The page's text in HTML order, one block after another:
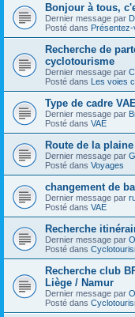
Bonjour à tous,
Dernier message par
Posté dans Présentez-
Recherche de
cyclotourisme
Dernier message par
Posté dans Les voies
Type de cadre
Dernier message par
Posté dans VAE
Route de la
Dernier message par
Posté dans Voyages
changement de
Dernier message par
Posté dans VAE
Recherche
Dernier message par
Posté dans
Recherche club
Liège / Namur
Dernier message par
Posté dans